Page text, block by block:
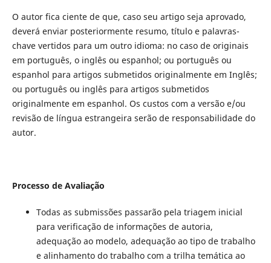
O autor fica ciente de que, caso seu artigo seja aprovado,
deverá enviar posteriormente resumo, título e palavras-
chave vertidos para um outro idioma: no caso de originais
em português, o inglês ou espanhol; ou português ou
espanhol para artigos submetidos originalmente em Inglês;
ou português ou inglês para artigos submetidos
originalmente em espanhol. Os custos com a versão e/ou
revisão de língua estrangeira serão de responsabilidade do
autor.
Processo de Avaliação
Todas as submissões passarão pela triagem inicial
para verificação de informações de autoria,
adequação ao modelo, adequação ao tipo de trabalho
e alinhamento do trabalho com a trilha temática ao